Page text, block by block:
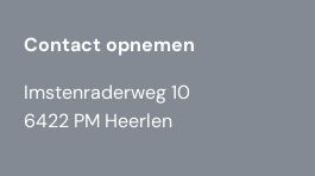
Contact opnemen
Imstenraderweg 10
6422 PM Heerlen